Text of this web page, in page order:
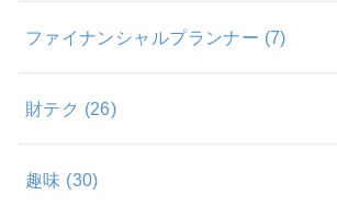
ファイナンシャルプランナー (7)
財テク (26)
趣味 (30)